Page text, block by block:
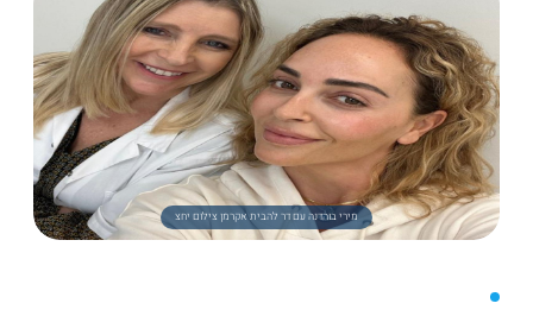
מירי בוהדנה עם דר להבית אקרמן צילום יחצ